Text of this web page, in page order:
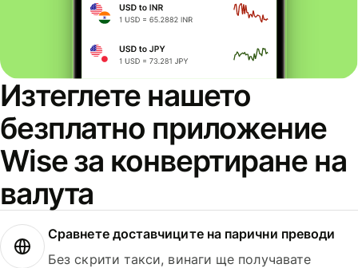
Изтеглете нашето
безплатно приложение
Wise за конвертиране на
валута
Сравнете доставчиците на парични преводи
Без скрити такси, винаги ще получавате